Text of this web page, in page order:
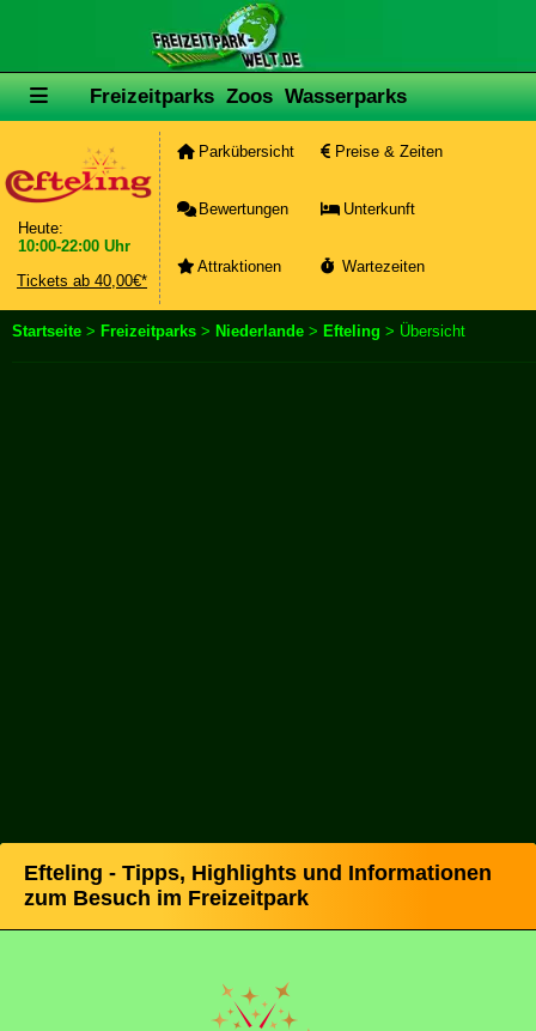
Freizeitparks Zoos Wasserparks
Heute:
10:00-22:00 Uhr
Tickets ab 40,00€*
Parkübersicht Preise & Zeiten
Bewertungen Unterkunft
Attraktionen Wartezeiten
Startseite > Freizeitparks > Niederlande > Efteling > Übersicht
Efteling - Tipps, Highlights und Informationen
zum Besuch im Freizeitpark